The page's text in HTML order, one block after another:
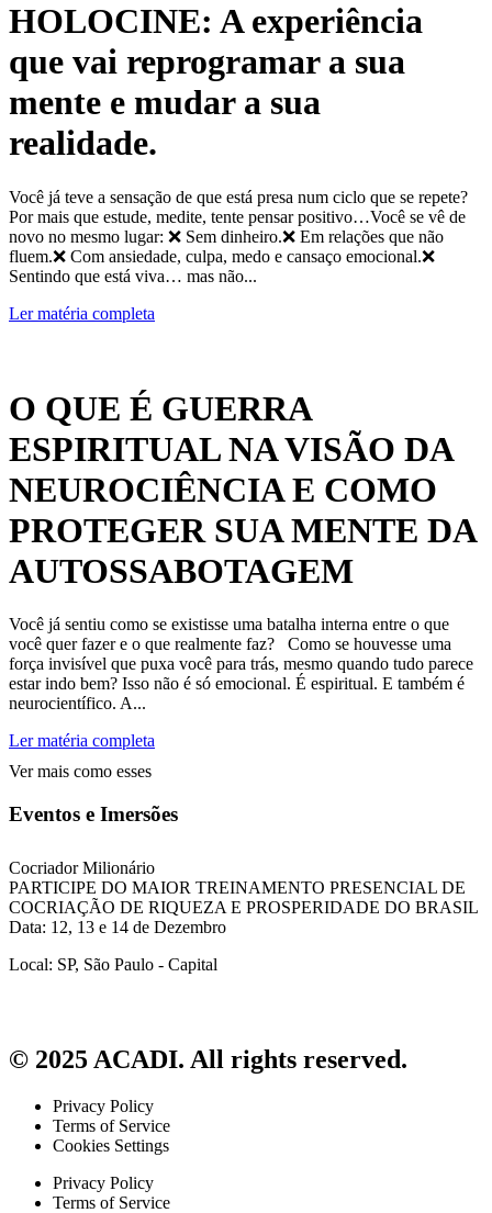
HOLOCINE: A experiência
que vai reprogramar a sua
mente e mudar a sua
realidade.
Você já teve a sensação de que está presa num ciclo que se repete?
Por mais que estude, medite, tente pensar positivo…Você se vê de
novo no mesmo lugar: ❌ Sem dinheiro.❌ Em relações que não
fluem.❌ Com ansiedade, culpa, medo e cansaço emocional.❌
Sentindo que está viva… mas não...
Ler matéria completa
O QUE É GUERRA
ESPIRITUAL NA VISÃO DA
NEUROCIÊNCIA E COMO
PROTEGER SUA MENTE DA
AUTOSSABOTAGEM
Você já sentiu como se existisse uma batalha interna entre o que
você quer fazer e o que realmente faz? Como se houvesse uma
força invisível que puxa você para trás, mesmo quando tudo parece
estar indo bem? Isso não é só emocional. É espiritual. E também é
neurocientífico. A...
Ler matéria completa
Ver mais como esses
Eventos e Imersões
Cocriador Milionário
PARTICIPE DO MAIOR TREINAMENTO PRESENCIAL DE
COCRIAÇÃO DE RIQUEZA E PROSPERIDADE DO BRASIL
Data: 12, 13 e 14 de Dezembro
Local: SP, São Paulo - Capital
© 2025 ACADI. All rights reserved.
Privacy Policy
Terms of Service
Cookies Settings
Privacy Policy
Terms of Service